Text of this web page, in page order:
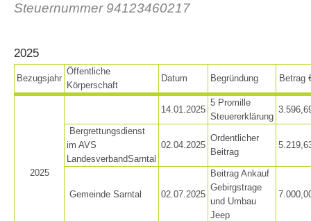
Association History
Steuernummer 94123460217
2025
Bezugsjahr
Öffentliche
Körperschaft
Datum Begründung Betrag
2025
14.01.2025
5 Promille
Steuererklärung
Bergrettungsdienst
im AVS
LandesverbandSarntal
02.04.2025
Ordentlicher
Beitrag
Gemeinde Sarntal 02.07.2025
Beitrag Ankauf
Gebirgstrage
und Umbau
Jeep